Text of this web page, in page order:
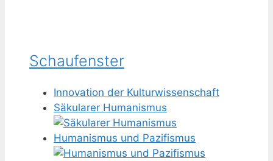
Schaufenster
Innovation der Kulturwissenschaft
Säkularer Humanismus
Humanismus und Pazifismus